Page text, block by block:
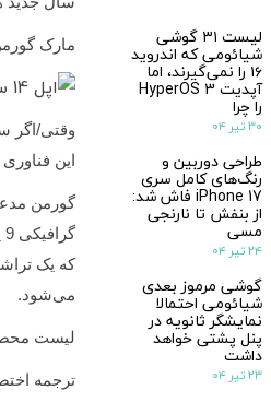
مارک
وقتی/اگر سری آیفون 14 به
این
گورمن
که یک
می‌شود.
لیست
ترجمه
لیست ۳۱ گوشی
شیائومی که اندروید
۱۶ را نمی‌گیرند، اما
آپدیت HyperOS 3
را چرا
۳۰ تیر ۰۴
طراحی دوربین و
رنگ‌های کامل سری
iPhone 17 فاش شد:
از بنفش تا نارنجی
مسی
۲۴ تیر ۰۴
گوشی مرموز بعدی
شیائومی احتمالا
نمایشگر ثانویه در
پنل پشتی خواهد
داشت
۲۳ تیر ۰۴